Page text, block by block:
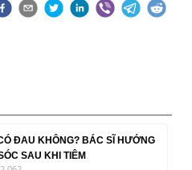
ĐAU KHÔNG? BÁC SĨ HƯỚNG
SAU KHI TIÊM